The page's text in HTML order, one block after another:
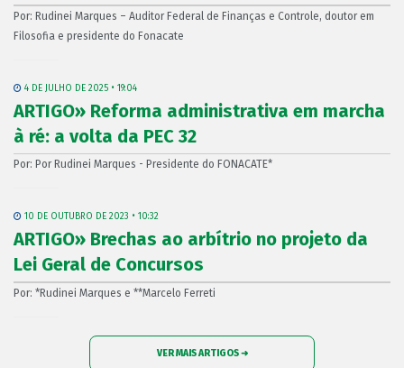
Por: Rudinei Marques – Auditor Federal de Finanças e Controle, doutor em
Filosofia e presidente do Fonacate
4 DE JULHO DE 2025 • 19:04
ARTIGO» Reforma administrativa em marcha
à ré: a volta da PEC 32
Por: Por Rudinei Marques - Presidente do FONACATE*
10 DE OUTUBRO DE 2023 • 10:32
ARTIGO» Brechas ao arbítrio no projeto da
Lei Geral de Concursos
Por: *Rudinei Marques e **Marcelo Ferreti
VER MAIS ARTIGOS ➜